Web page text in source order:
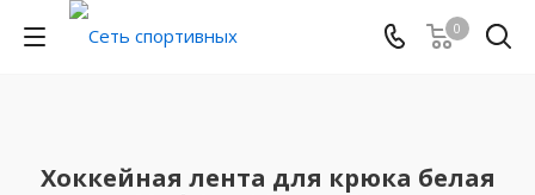
0
Хоккейная лента для крюка белая